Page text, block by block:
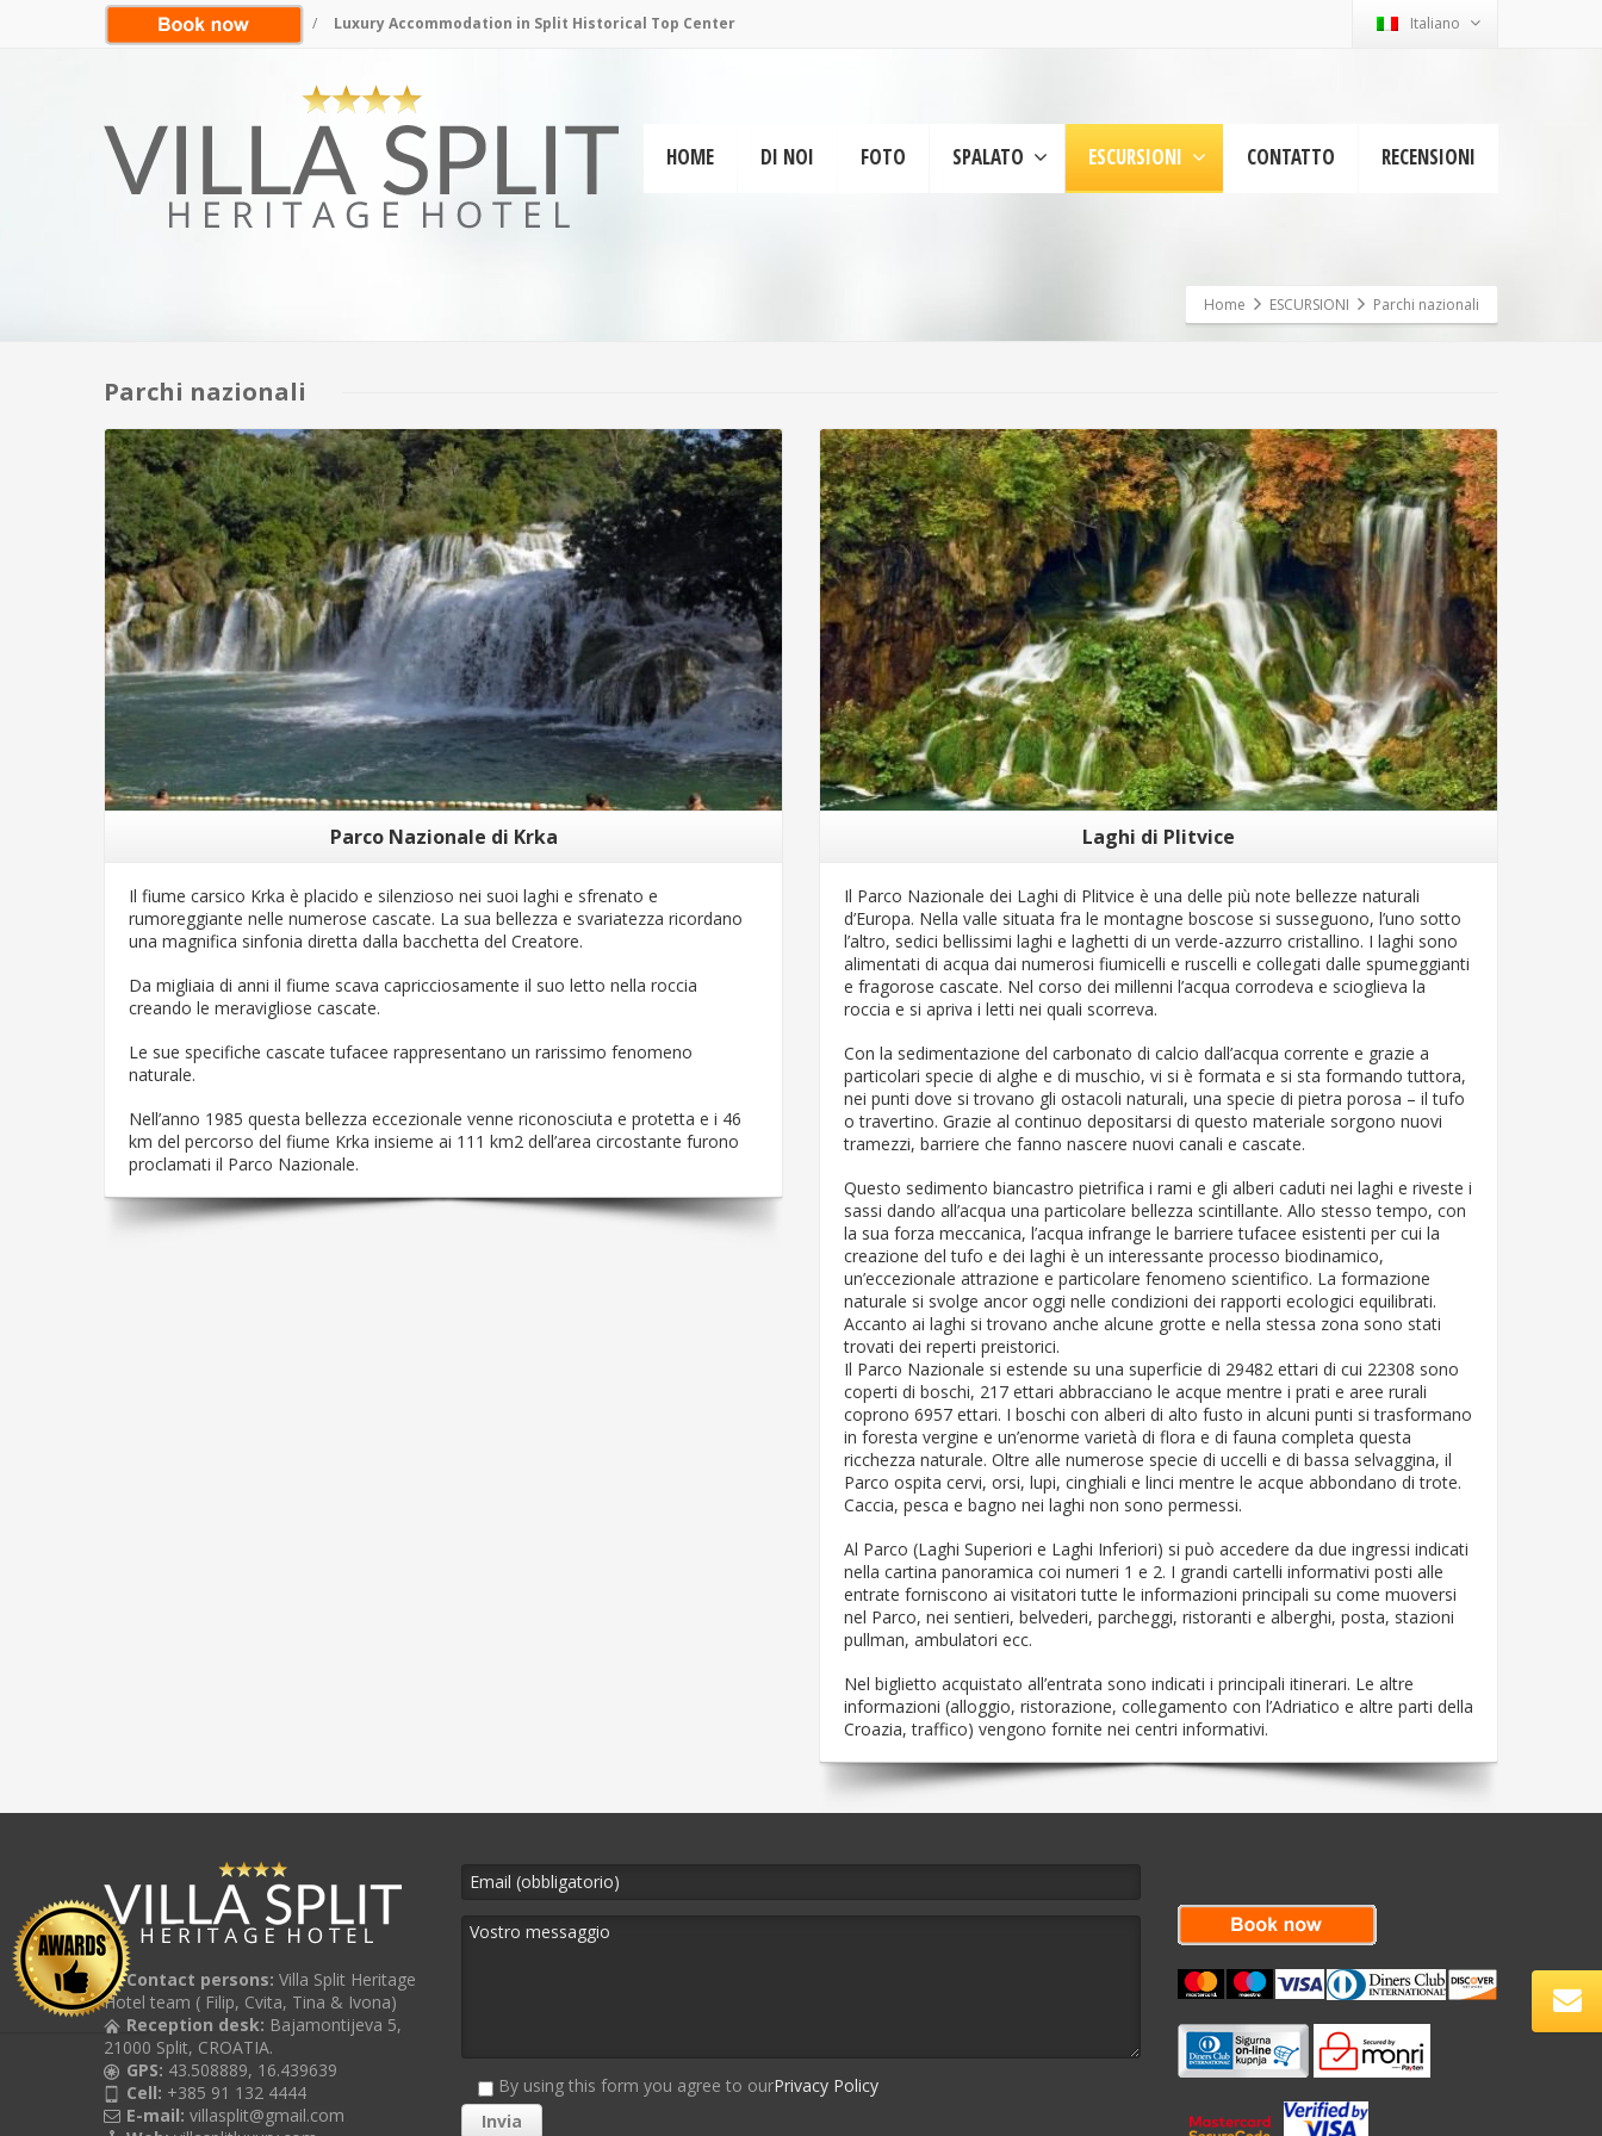
/ Luxury Accommodation in Split Historical Top Center Italiano
HOME DI NOI FOTO SPALATO ESCURSIONI CONTATTO RECENSIONI
Home ESCURSIONI Parchi nazionali
Parchi nazionali
Parco Nazionale di Krka
Il fiume carsico Krka è placido e silenzioso nei suoi laghi e sfrenato e
rumoreggiante nelle numerose cascate. La sua bellezza e svariatezza ricordano
una magnifica sinfonia diretta dalla bacchetta del Creatore.
Da migliaia di anni il fiume scava capricciosamente il suo letto nella roccia
creando le meravigliose cascate.
Le sue specifiche cascate tufacee rappresentano un rarissimo fenomeno
naturale.
Nell’anno 1985 questa bellezza eccezionale venne riconosciuta e protetta e i 46
km del percorso del fiume Krka insieme ai 111 km2 dell’area circostante furono
proclamati il Parco Nazionale.
Laghi di Plitvice
Il Parco Nazionale dei Laghi di Plitvice è una delle più note bellezze naturali
d’Europa. Nella valle situata fra le montagne boscose si susseguono, l’uno sotto
l’altro, sedici bellissimi laghi e laghetti di un verde-azzurro cristallino. I laghi sono
alimentati di acqua dai numerosi fiumicelli e ruscelli e collegati dalle spumeggianti
e fragorose cascate. Nel corso dei millenni l’acqua corrodeva e scioglieva la
roccia e si apriva i letti nei quali scorreva.
Con la sedimentazione del carbonato di calcio dall’acqua corrente e grazie a
particolari specie di alghe e di muschio, vi si è formata e si sta formando tuttora,
nei punti dove si trovano gli ostacoli naturali, una specie di pietra porosa – il tufo
o travertino. Grazie al continuo depositarsi di questo materiale sorgono nuovi
tramezzi, barriere che fanno nascere nuovi canali e cascate.
Questo sedimento biancastro pietrifica i rami e gli alberi caduti nei laghi e riveste i
sassi dando all’acqua una particolare bellezza scintillante. Allo stesso tempo, con
la sua forza meccanica, l’acqua infrange le barriere tufacee esistenti per cui la
creazione del tufo e dei laghi è un interessante processo biodinamico,
un’eccezionale attrazione e particolare fenomeno scientifico. La formazione
naturale si svolge ancor oggi nelle condizioni dei rapporti ecologici equilibrati.
Accanto ai laghi si trovano anche alcune grotte e nella stessa zona sono stati
trovati dei reperti preistorici.
Il Parco Nazionale si estende su una superficie di 29482 ettari di cui 22308 sono
coperti di boschi, 217 ettari abbracciano le acque mentre i prati e aree rurali
coprono 6957 ettari. I boschi con alberi di alto fusto in alcuni punti si trasformano
in foresta vergine e un’enorme varietà di flora e di fauna completa questa
ricchezza naturale. Oltre alle numerose specie di uccelli e di bassa selvaggina, il
Parco ospita cervi, orsi, lupi, cinghiali e linci mentre le acque abbondano di trote.
Caccia, pesca e bagno nei laghi non sono permessi.
Al Parco (Laghi Superiori e Laghi Inferiori) si può accedere da due ingressi indicati
nella cartina panoramica coi numeri 1 e 2. I grandi cartelli informativi posti alle
entrate forniscono ai visitatori tutte le informazioni principali su come muoversi
nel Parco, nei sentieri, belvederi, parcheggi, ristoranti e alberghi, posta, stazioni
pullman, ambulatori ecc.
Nel biglietto acquistato all’entrata sono indicati i principali itinerari. Le altre
informazioni (alloggio, ristorazione, collegamento con l’Adriatico e altre parti della
Croazia, traffico) vengono fornite nei centri informativi.
Contact persons: Villa Split Heritage
Hotel team ( Filip, Cvita, Tina & Ivona)
Reception desk: Bajamontijeva 5,
21000 Split, CROATIA.
GPS: 43.508889, 16.439639
Cell: +385 91 132 4444
E-mail: villasplit@gmail.com
By using this form you agree to ourPrivacy Policy